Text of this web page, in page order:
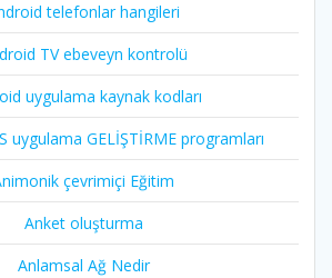
telefonlar hangileri
TV ebeveyn kontrolü
uygulama kaynak kodları
uygulama GELİŞTİRME programları
çevrimiçi Eğitim
Anket oluşturma
Anlamsal Ağ Nedir